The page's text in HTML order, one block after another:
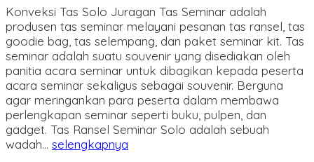
Konveksi Tas Solo Juragan Tas Seminar adalah
produsen tas seminar melayani pesanan tas ransel, tas
goodie bag, tas selempang, dan paket seminar kit. Tas
seminar adalah suatu souvenir yang disediakan oleh
panitia acara seminar untuk dibagikan kepada peserta
acara seminar sekaligus sebagai souvenir. Berguna
agar meringankan para peserta dalam membawa
perlengkapan seminar seperti buku, pulpen, dan
gadget. Tas Ransel Seminar Solo adalah sebuah
wadah… selengkapnya